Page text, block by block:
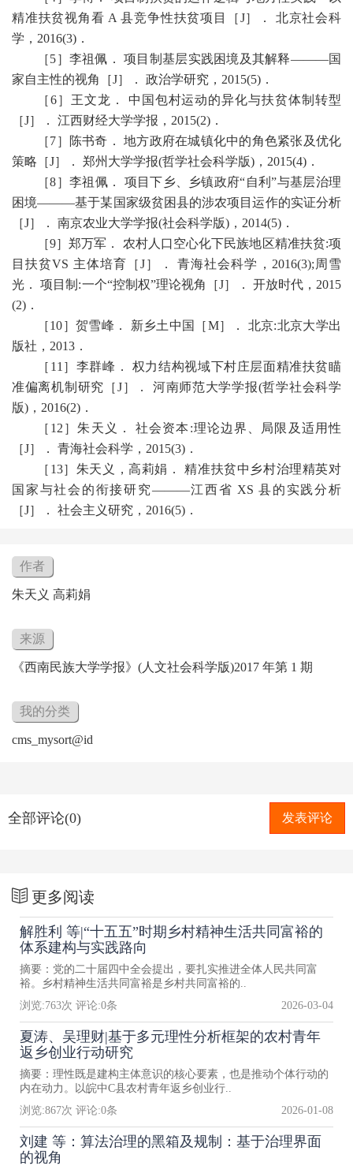
精准扶贫视角看 A县竞争性扶贫项目［J］． 北京社会科
学， 2016(3) ．
［5］李祖佩． 项目制基层实践困境及其解释———国
家自主性的视角［J］． 政治学研究， 2015(5) ．
［6］王文龙． 中国包村运动的异化与扶贫体制转型
［J］． 江西财经大学学报， 2015(2) ．
［7］陈书奇． 地方政府在城镇化中的角色紧张及优化
策略［J］． 郑州大学学报(哲学社会科学版) ， 2015(4) ．
［8］李祖佩． 项目下乡、乡镇政府“自利”与基层治理
困境———基于某国家级贫困县的涉农项目运作的实证分析
［J］． 南京农业大学学报(社会科学版) ， 2014(5) ．
［9］郑万军． 农村人口空心化下民族地区精准扶贫:项
目扶贫VS 主体培育［J］． 青海社会科学， 2016(3); 周雪
光． 项目制 :一个“控制权”理论视角［J］． 开放时代， 2015
(2) ．
［10］贺雪峰． 新乡土中国［M］． 北京:北京大学出
版社， 2013 ．
［ 11 ］李群峰． 权力结构视域下村庄层面精准扶贫瞄
准偏离机制研究［J］． 河南师范大学学报(哲学社会科学
版) ， 2016(2) ．
［ 12 ］朱天义． 社会资本 :理论边界、局限及适用性
［J］． 青海社会科学， 2015(3) ．
［ 13］朱天义，高莉娟． 精准扶贫中乡村治理精英对
国家与社会的衔接研究———江西省 XS县的实践分析
［J］． 社会主义研究， 2016(5) ．
作者
朱天义 高莉娟
来源
《西南民族大学学报》(人文社会科学版)2017 年第 1 期
我的分类
cms_mysort@id
全部评论(0) 发表评论
更多阅读
解胜利 等|“十五五”时期乡村精神生活共同富裕的
体系建构与实践路向
摘要：党的二十届四中全会提出，要扎实推进全体人民共同富
裕。乡村精神生活共同富裕是乡村共同富裕的..
浏览:763次 评论:0条 2026-03-04
夏涛、吴理财|基于多元理性分析框架的农村青年
返乡创业行动研究
摘要：理性既是建构主体意识的核心要素，也是推动个体行动的
内在动力。以皖中C县农村青年返乡创业行..
浏览:867次 评论:0条 2026-01-08
刘建 等：算法治理的黑箱及规制：基于治理界面
的视角